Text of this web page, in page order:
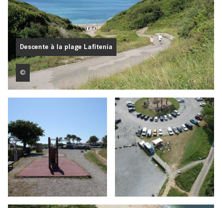
Descente à la plage Lafitenia
©